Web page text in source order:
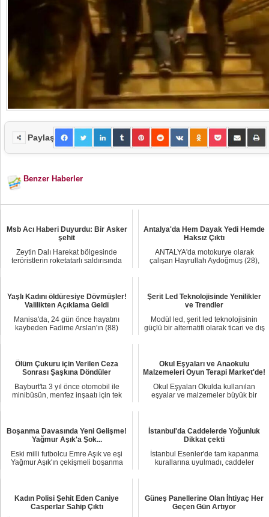
Paylaş
Benzer Haberler
Msb Acı Haberi Duyurdu: Bir Asker
şehit
Zeytin Dalı Harekat bölgesinde
teröristlerin roketatarlı saldırısında
Antalya'da Hem Dayak Yedi Hemde
Haksız Çıktı
ANTALYA'da motokurye olarak
çalışan Hayrullah Aydoğmuş (28),
Yaşlı Kadını öldüresiye Dövmüşler!
Valilikten Açıklama Geldi
Manisa'da, 24 gün önce hayatını
kaybeden Fadime Arslan'ın (88)
Şerit Led Teknolojisinde Yenilikler
ve Trendler
Modül led, şerit led teknolojisinin
güçlü bir alternatifi olarak ticari ve dış
Ölüm Çukuru için Verilen Ceza
Sonrası Şaşkına Döndüler
Bayburt'ta 3 yıl önce otomobil ile
minibüsün, menfez inşaatı için tek
Okul Eşyaları ve Anaokulu
Malzemeleri Oyun Terapi Market'de!
Okul Eşyaları Okulda kullanılan
eşyalar ve malzemeler büyük bir
Boşanma Davasında Yeni Gelişme!
Yağmur Aşık'a Şok...
Eski milli futbolcu Emre Aşık ve eşi
Yağmur Aşık'ın çekişmeli boşanma
İstanbul'da Caddelerde Yoğunluk
Dikkat çekti
İstanbul Esenler'de tam kapanma
kurallarına uyulmadı, caddeler
Kadın Polisi Şehit Eden Caniye
Casperlar Sahip Çıktı
Güneş Panellerine Olan İhtiyaç Her
Geçen Gün Artıyor